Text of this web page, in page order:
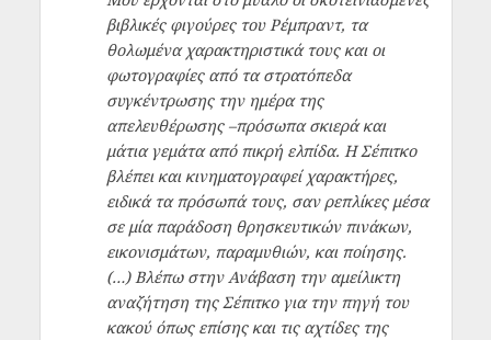
βιβλικές φιγούρες του Ρέμπραντ, τα
θολωμένα χαρακτηριστικά τους και οι
φωτογραφίες από τα στρατόπεδα
συγκέντρωσης την ημέρα της
απελευθέρωσης –πρόσωπα σκιερά και
μάτια γεμάτα από πικρή ελπίδα. Η Σέπιτκο
βλέπει και κινηματογραφεί χαρακτήρες,
ειδικά τα πρόσωπά τους, σαν ρεπλίκες μέσα
σε μία παράδοση θρησκευτικών πινάκων,
εικονισμάτων, παραμυθιών, και ποίησης.
(…) Βλέπω στην Ανάβαση την αμείλικτη
αναζήτηση της Σέπιτκο για την πηγή του
κακού όπως επίσης και τις αχτίδες της